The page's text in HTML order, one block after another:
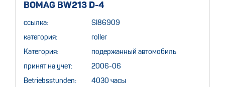
BOMAG BW213 D-4
ссылка: SI86909
категория: roller
Категория: подержанный автомобиль
принят на учет: 2006-06
Betriebsstunden: 4030 часы